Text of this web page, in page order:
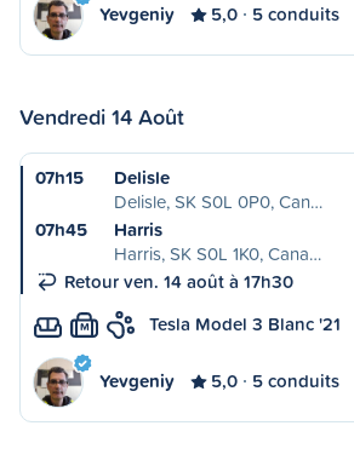
Yevgeniy 5,0 5 conduits
Vendredi 14 Août
07h15
Delisle
Delisle, SK S0L 0P0, Can…
07h45
Harris
Harris, SK S0L 1K0, Cana…
Retour ven. 14 août à 17h30
M Tesla Model 3 Blanc '21
Yevgeniy 5,0 5 conduits